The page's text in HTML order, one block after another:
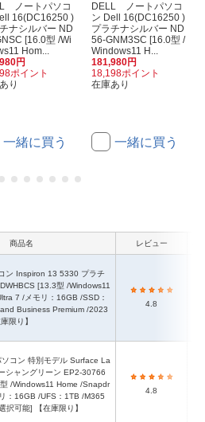
ノートパソコ
16(DC16250 )
ナシルバー ND
[16.0型 /Wi
Hom...
円
ポイント
り
一緒に買う
DELL ノートパソコ
ン Dell 16(DC16250 )
プラチナシルバー ND
56-GNM3SC [16.0型 /
Windows11 H...
181,980円
18,198ポイント
在庫あり
一緒に買う
商品名 レビュー
[13.3型 /Windows11
7 /メモリ：16GB /SSD：
Business Premium /2023
限り】
4.8
シャングリーン EP2-30766
/Windows11 Home /Snapdr
：16GB /UFS：1TB /M365
択可能] 【在庫限り】
4.8